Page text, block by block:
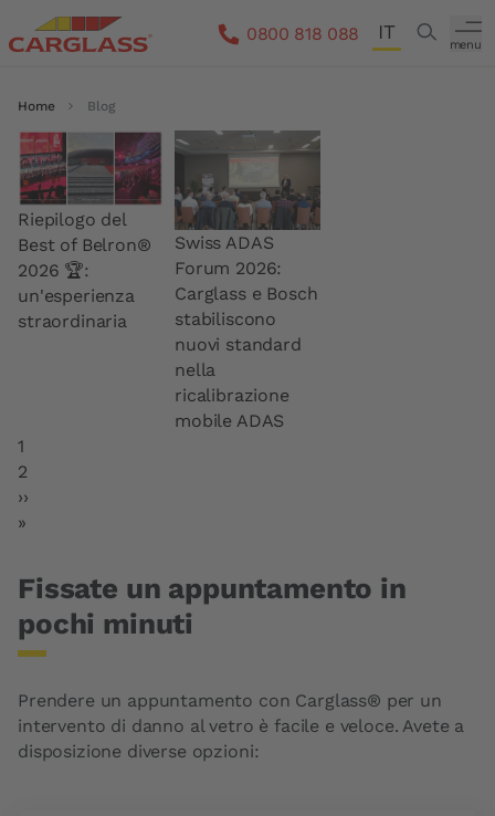
Salta al contenuto principale
0800 818 088
IT Search
menu
Briciole di pane
Home Blog
Riepilogo del
Best of Belron®
2026 🏆:
un'esperienza
straordinaria
Swiss ADAS
Forum 2026:
Carglass e Bosch
stabiliscono
nuovi standard
nella
ricalibrazione
mobile ADAS
Paginazione
Pagina attuale
1
Page
2
Pagina successiva
››
Ultima pagina
»
Fissate un appuntamento in
pochi minuti
Prendere un appuntamento con Carglass® per un
intervento di danno al vetro è facile e veloce. Avete a
disposizione diverse opzioni: